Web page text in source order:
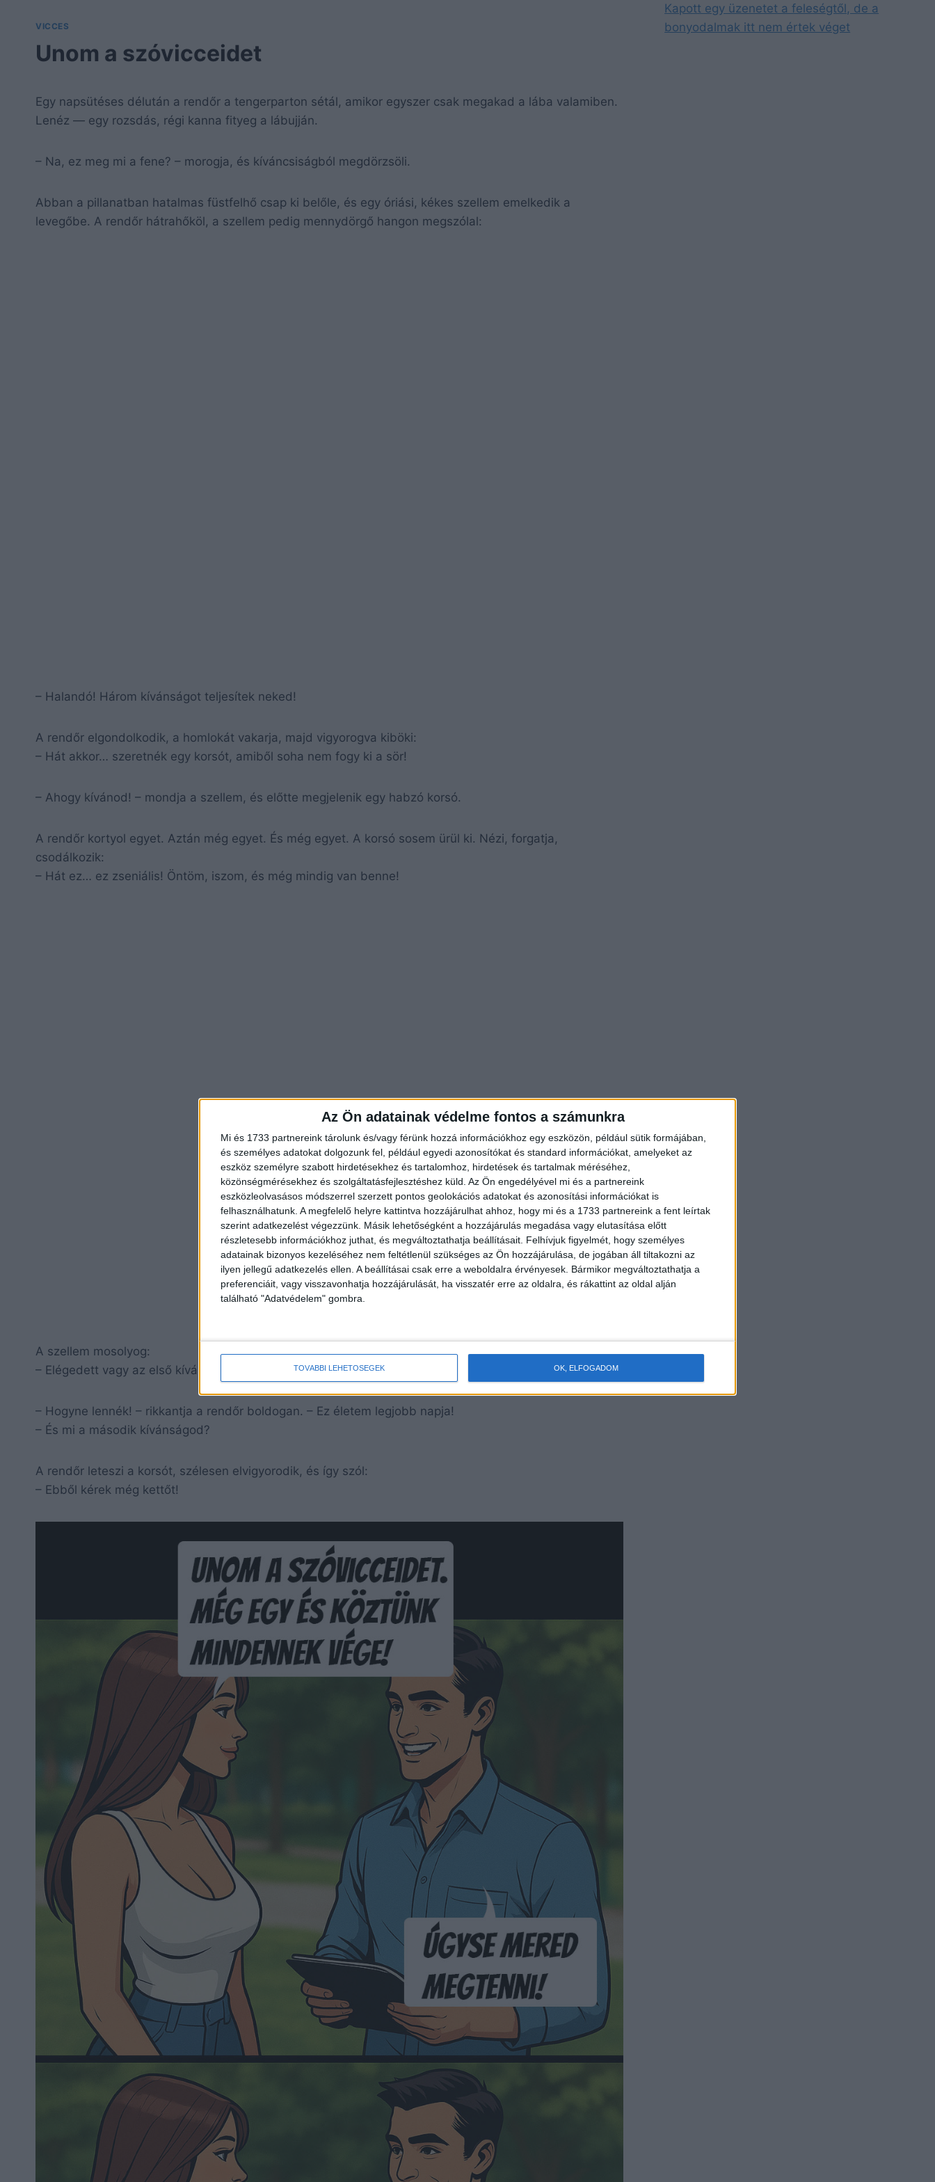
Az Ön adatainak védelme fontos a számunkra
Mi és 1733 partnereink tárolunk és/vagy férünk hozzá információkhoz egy eszközön, például sütik formájában,
és személyes adatokat dolgozunk fel, például egyedi azonosítókat és standard információkat, amelyeket az
eszköz személyre szabott hirdetésekhez és tartalomhoz, hirdetések és tartalmak méréséhez,
közönségmérésekhez és szolgáltatásfejlesztéshez küld. Az Ön engedélyével mi és a partnereink
eszközleolvasásos módszerrel szerzett pontos geolokációs adatokat és azonosítási információkat is
felhasználhatunk. A megfelelő helyre kattintva hozzájárulhat ahhoz, hogy mi és a 1733 partnereink a fent leírtak
szerint adatkezelést végezzünk. Másik lehetőségként a hozzájárulás megadása vagy elutasítása előtt
részletesebb információkhoz juthat, és megváltoztathatja beállításait. Felhívjuk figyelmét, hogy személyes
adatainak bizonyos kezeléséhez nem feltétlenül szükséges az Ön hozzájárulása, de jogában áll tiltakozni az
ilyen jellegű adatkezelés ellen. A beállításai csak erre a weboldalra érvényesek. Bármikor megváltoztathatja a
preferenciáit, vagy visszavonhatja hozzájárulását, ha visszatér erre az oldalra, és rákattint az oldal alján
található "Adatvédelem" gombra.
TOVÁBBI LEHETŐSÉGEK OK, ELFOGADOM
VICCES
Unom a szóvicceidet
Egy napsütéses délután a rendőr a tengerparton sétál, amikor egyszer csak megakad a lába valamiben.
Lenéz — egy rozsdás, régi kanna fityeg a lábujján.
– Na, ez meg mi a fene? – morogja, és kíváncsiságból megdörzsöli.
Abban a pillanatban hatalmas füstfelhő csap ki belőle, és egy óriási, kékes szellem emelkedik a
levegőbe. A rendőr hátrahőköl, a szellem pedig mennydörgő hangon megszólal:
– Halandó! Három kívánságot teljesítek neked!
A rendőr elgondolkodik, a homlokát vakarja, majd vigyorogva kiböki:
– Hát akkor… szeretnék egy korsót, amiből soha nem fogy ki a sör!
– Ahogy kívánod! – mondja a szellem, és előtte megjelenik egy habzó korsó.
A rendőr kortyol egyet. Aztán még egyet. És még egyet. A korsó sosem ürül ki. Nézi, forgatja,
csodálkozik:
– Hát ez… ez zseniális! Öntöm, iszom, és még mindig van benne!
A szellem mosolyog:
– Elégedett vagy az első kívánságoddal?
– Hogyne lennék! – rikkantja a rendőr boldogan. – Ez életem legjobb napja!
– És mi a második kívánságod?
A rendőr leteszi a korsót, szélesen elvigyorodik, és így szól:
– Ebből kérek még kettőt!
Kapott egy üzenetet a feleségtől, de a
bonyodalmak itt nem értek véget